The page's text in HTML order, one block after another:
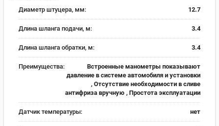
Диаметр штуцера, мм:
12.7
Длина шланга подачи, м: 3.4
Длина шланга обратки, м: 3.4
Преимущества:
Встроенные манометры показывают
давление в системе автомобиля и установки
, Отсутствие необходимости в сливе
антифриза вручную , Простота эксплуатации
Датчик температуры: нет